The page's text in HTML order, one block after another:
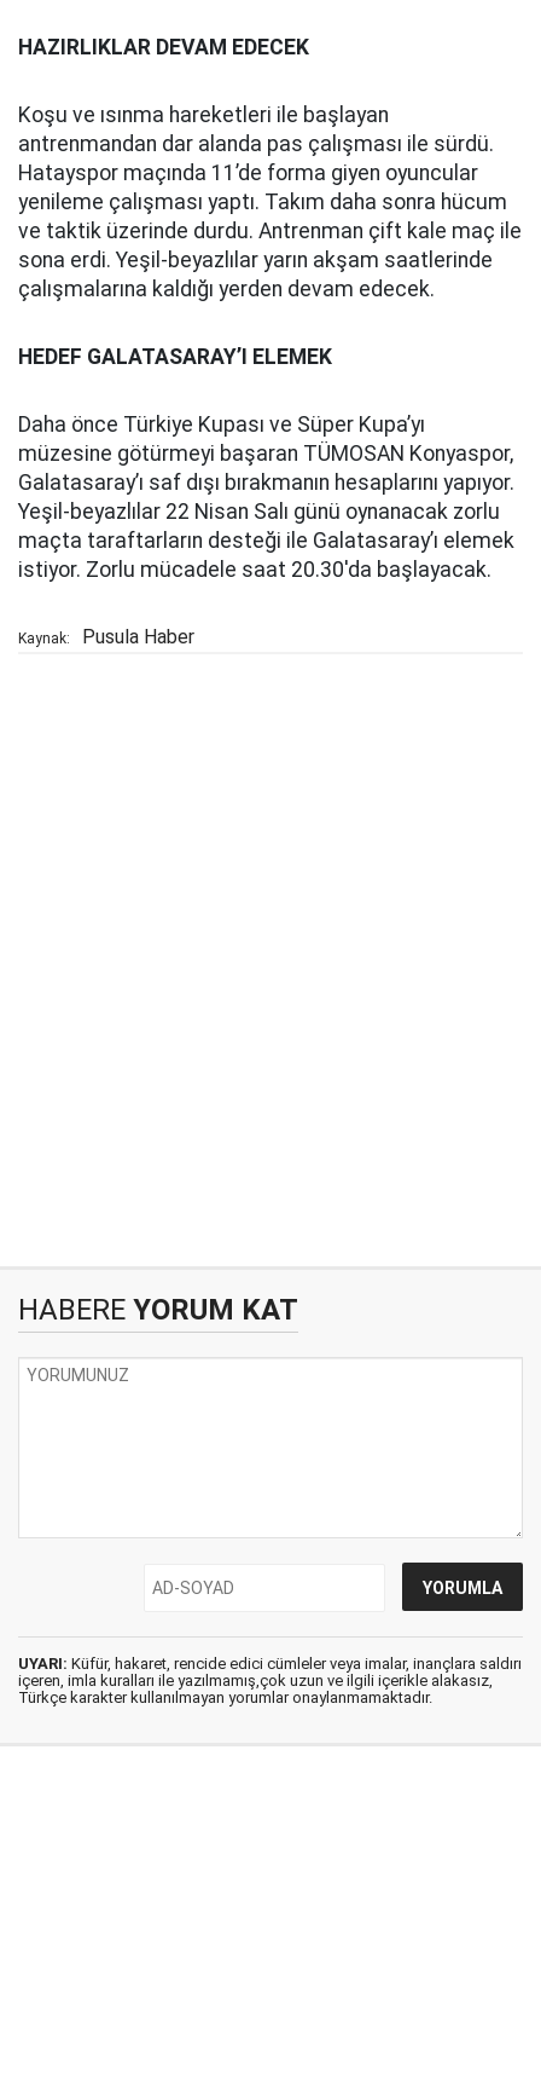
HAZIRLIKLAR DEVAM EDECEK
Koşu ve ısınma hareketleri ile başlayan
antrenmandan dar alanda pas çalışması ile sürdü.
Hatayspor maçında 11’de forma giyen oyuncular
yenileme çalışması yaptı. Takım daha sonra hücum
ve taktik üzerinde durdu. Antrenman çift kale maç ile
sona erdi. Yeşil-beyazlılar yarın akşam saatlerinde
çalışmalarına kaldığı yerden devam edecek.
HEDEF GALATASARAY’I ELEMEK
Daha önce Türkiye Kupası ve Süper Kupa’yı
müzesine götürmeyi başaran TÜMOSAN Konyaspor,
Galatasaray’ı saf dışı bırakmanın hesaplarını yapıyor.
Yeşil-beyazlılar 22 Nisan Salı günü oynanacak zorlu
maçta taraftarların desteği ile Galatasaray’ı elemek
istiyor. Zorlu mücadele saat 20.30'da başlayacak.
Kaynak: Pusula Haber
HABERE YORUM KAT
UYARI: Küfür, hakaret, rencide edici cümleler veya imalar, inançlara saldırı
içeren, imla kuralları ile yazılmamış,çok uzun ve ilgili içerikle alakasız,
Türkçe karakter kullanılmayan yorumlar onaylanmamaktadır.